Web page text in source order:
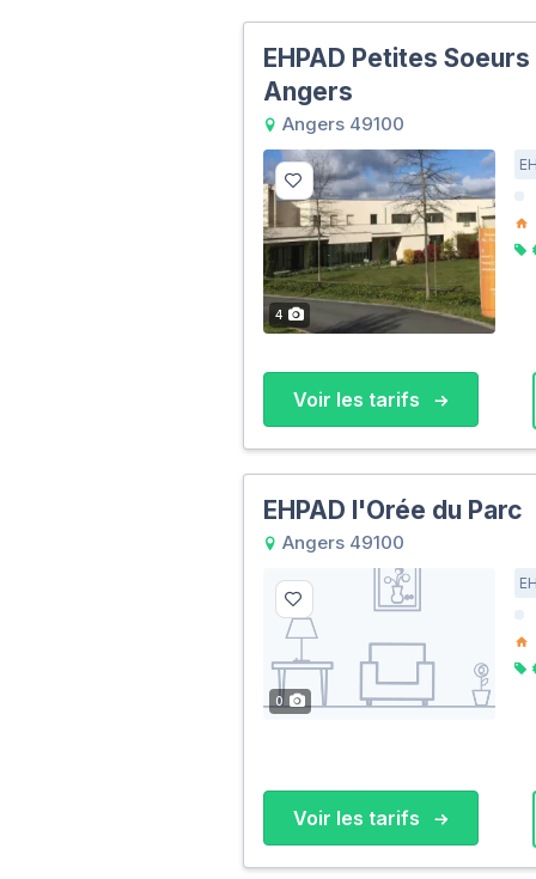
EHPAD Petites
Angers
Angers 49100
4
Voir les tarifs
EHPAD l'Orée du Parc
Angers 49100
0
Voir les tarifs